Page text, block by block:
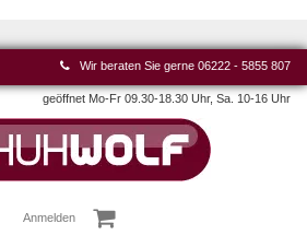
Wir beraten Sie gerne 06222 - 5855 807
geöffnet Mo-Fr 09.30-18.30 Uhr, Sa. 10-16 Uhr
Anmelden